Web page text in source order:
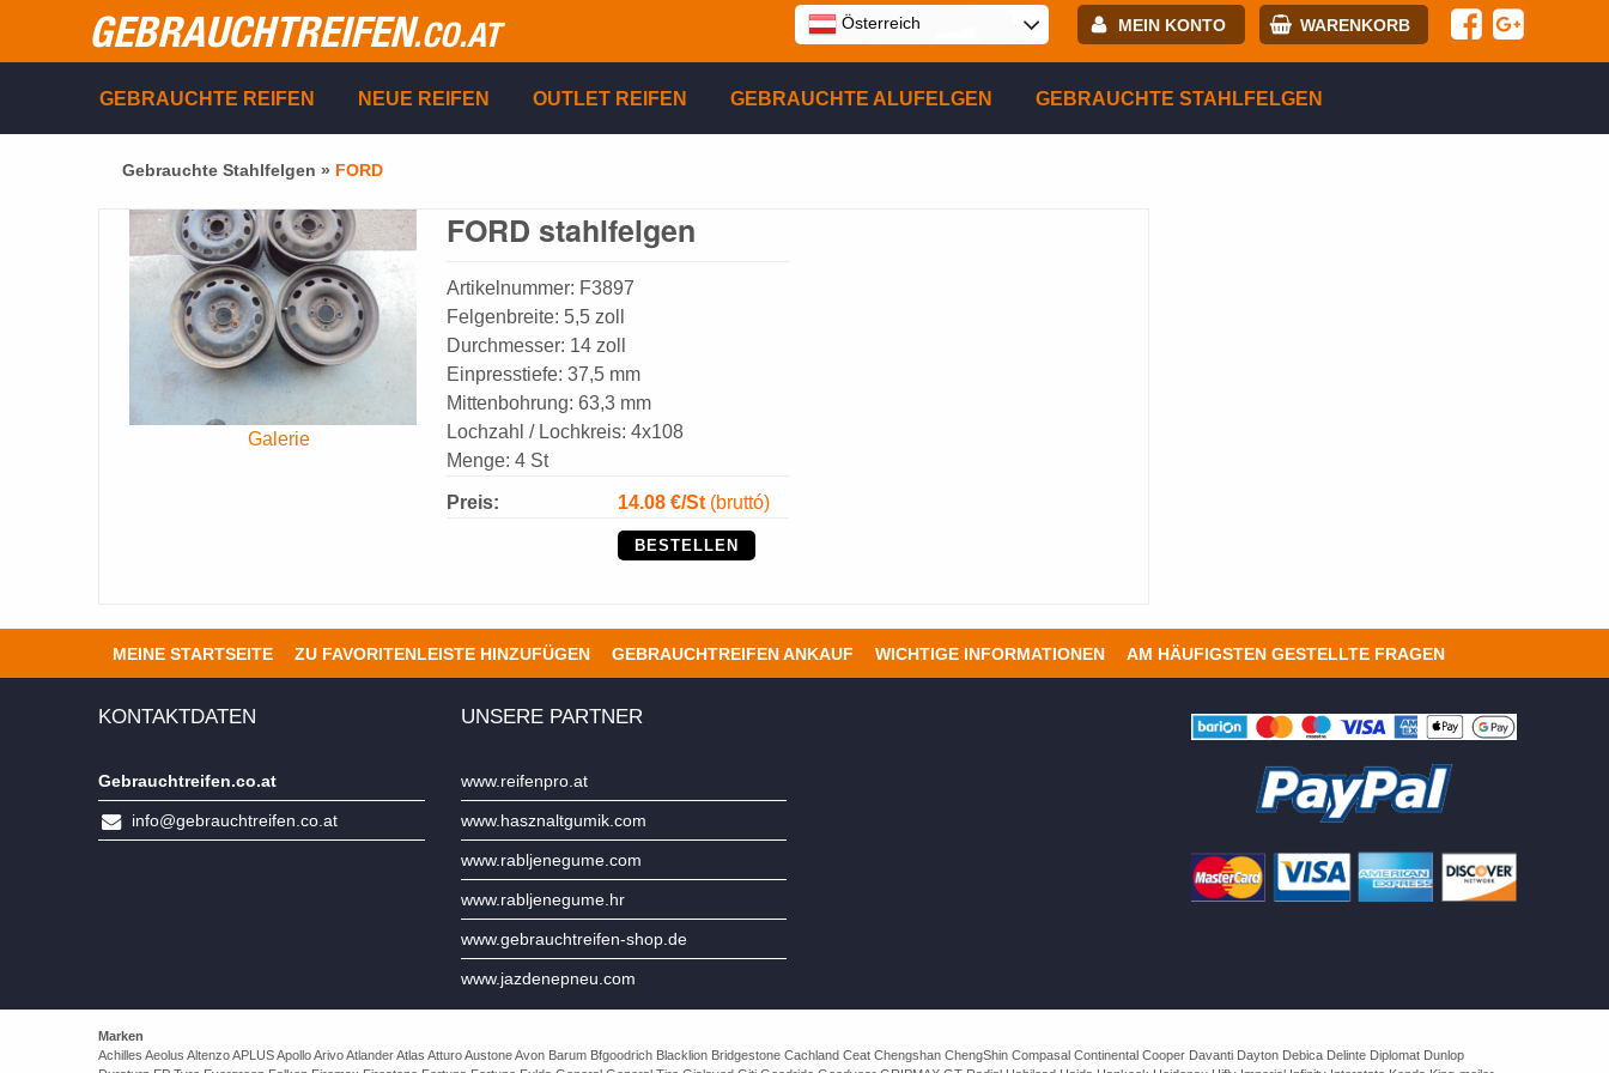
GEBRAUCHTREIFEN.CO.AT MEIN KONTO WARENKORB
Österreich
GEBRAUCHTE REIFEN NEUE REIFEN OUTLET REIFEN GEBRAUCHTE ALUFELGEN GEBRAUCHTE STAHLFELGEN
Gebrauchte Stahlfelgen » FORD
Galerie
FORD stahlfelgen
Artikelnummer: F3897
Felgenbreite: 5,5 zoll
Durchmesser: 14 zoll
Einpresstiefe: 37,5 mm
Mittenbohrung: 63,3 mm
Lochzahl / Lochkreis: 4x108
Menge: 4 St
Preis: 14.08 €/St (bruttó)
BESTELLEN
MEINE STARTSEITE ZU FAVORITENLEISTE HINZUFÜGEN GEBRAUCHTREIFEN ANKAUF WICHTIGE INFORMATIONEN AM HÄUFIGSTEN GESTELLTE FRAGEN
KONTAKTDATEN
Gebrauchtreifen.co.at
info@gebrauchtreifen.co.at
UNSERE PARTNER
www.reifenpro.at
www.hasznaltgumik.com
www.rabljenegume.com
www.rabljenegume.hr
www.gebrauchtreifen-shop.de
www.jazdenepneu.com
Marken
Achilles Aeolus Altenzo APLUS Apollo Arivo Atlander Atlas Atturo Austone Avon Barum Bfgoodrich Blacklion Bridgestone Cachland Ceat Chengshan ChengShin Compasal Continental Cooper Davanti Dayton Debica Delinte Diplomat Dunlop